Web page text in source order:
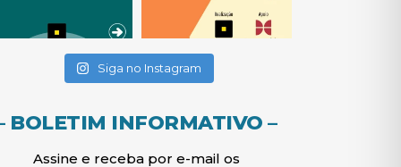
Siga no Instagram(abre em nova janela)
BOLETIM INFORMATIVO –
Assine e receba por e-mail os